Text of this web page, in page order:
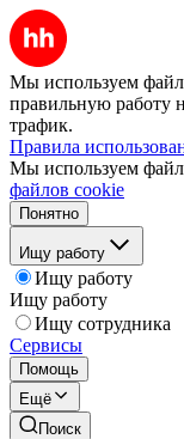
Мы используем
правильную работу
трафик.
Правила
Мы используем
файлов cookie
Понятно
Ищу работу
Ищу работу
Ищу работу
Ищу сотрудника
Сервисы
Помощь
Ещё
Поиск